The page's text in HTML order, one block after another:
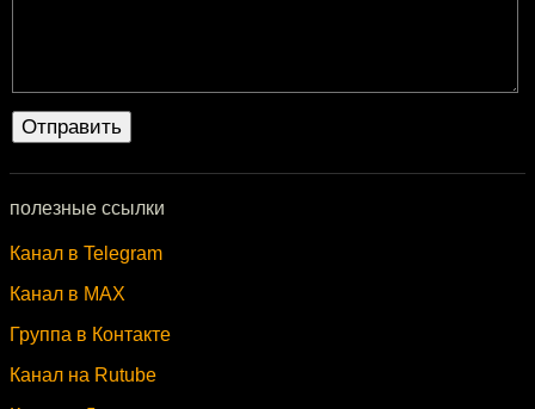
полезные ссылки
Канал в Telegram
Канал в MAX
Группа в Контакте
Канал на Rutube